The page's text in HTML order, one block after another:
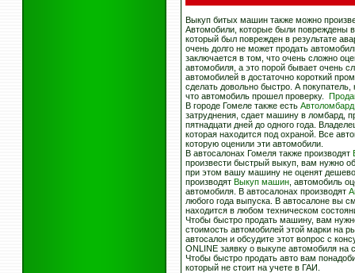
Выкуп битых машин также можно
Автомобили, которые были повреждены
который был поврежден в результате
очень долго не может продать
заключается в том, что очень сложно
автомобиля, а это порой бывает очень
автомобилей в достаточно короткий
сделать довольно быстро. А
что автомобиль прошел проверку.
В городе Гомеле также есть Автоломбард
затруднения, сдает машину в ломбард,
пятнадцати дней до одного года.
которая находится под охраной. Все
которую оценили эти автомобили.
В автосалонах Гомеля также производят
произвести быстрый выкуп, вам нужно
при этом вашу машину не оценят
производят Выкуп машин , автомобиль
автомобиля. В автосалонах производят
любого года выпуска. В автосалоне вы
находится в любом техническом
Чтобы быстро продать машину, вам
стоимость автомобилей этой марки на
автосалон и обсудите этот вопрос с
ONLINE заявку о выкупе автомобиля на
Чтобы быстро продать авто вам
который не стоит на учете в ГАИ.